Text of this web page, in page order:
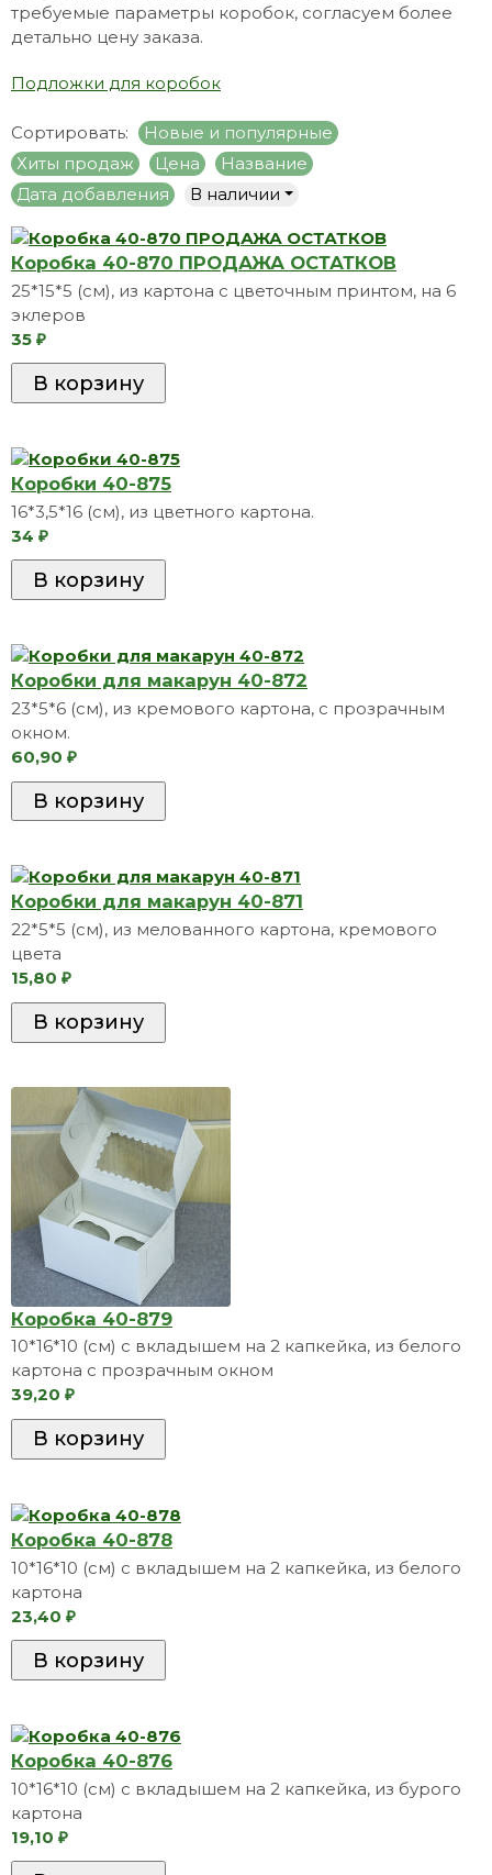
требуемые параметры коробок, согласуем более
детально цену заказа.
Подложки для коробок
Сортировать:
Новые и популярные
Хиты продаж
Цена
Название
Дата добавления
В наличии
Коробка 40-870 ПРОДАЖА ОСТАТКОВ
25*15*5 (см), из картона с цветочным принтом, на 6
эклеров
35 ₽
Коробки 40-875
16*3,5*16 (см), из цветного картона.
34 ₽
Коробки для макарун 40-872
23*5*6 (см), из кремового картона, с прозрачным
окном.
60,90 ₽
Коробки для макарун 40-871
22*5*5 (см), из мелованного картона, кремового
цвета
15,80 ₽
Коробка 40-879
10*16*10 (см) с вкладышем на 2 капкейка, из белого
картона с прозрачным окном
39,20 ₽
Коробка 40-878
10*16*10 (см) с вкладышем на 2 капкейка, из белого
картона
23,40 ₽
Коробка 40-876
10*16*10 (см) с вкладышем на 2 капкейка, из бурого
картона
19,10 ₽